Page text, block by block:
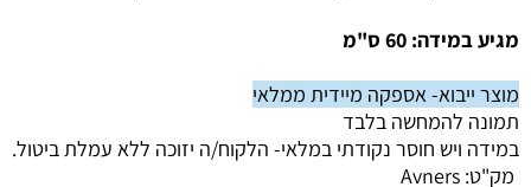
מגיע במידה: 60 ס"מ
מוצר ייבוא- אספקה מיידית ממלאי
תמונה להמחשה בלבד
במידה ויש חוסר נקודתי במלאי- הלקוח/ה יזוכה ללא עמלת ביטול.
מק"ט: Avners